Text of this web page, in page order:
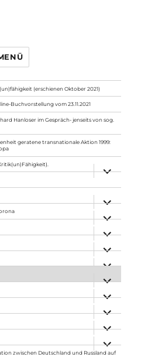
(erschienen Oktober 2021)
Buchvorstellung vom 23.11.2021
Hanloser im Gespräch- jenseits von sog.
geratene transnationale Aktion 1999:
anzeigen
anzeigen
anzeigen
anzeigen
anzeigen
anzeigen
anzeigen
anzeigen
anzeigen
anzeigen
zwischen Deutschland und Russland auf